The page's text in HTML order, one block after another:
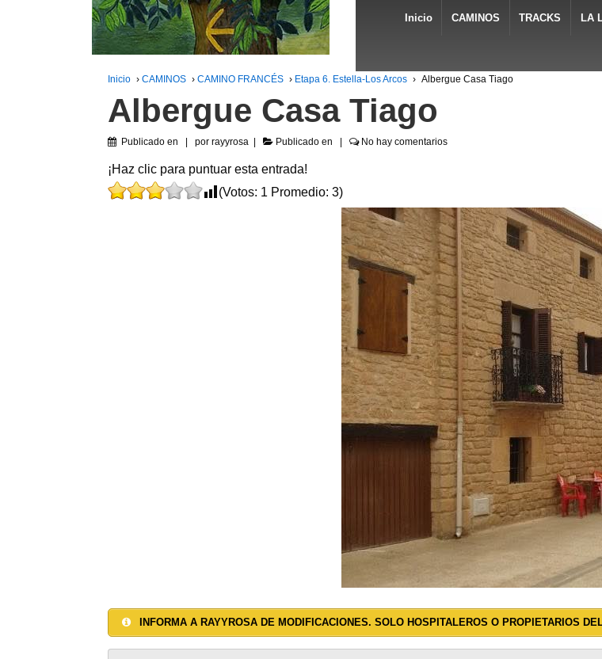
Inicio CAMINOS TRACKS LA
Inicio › CAMINOS › CAMINO FRANCÉS › Etapa 6. Estella-Los Arcos › Albergue Casa Tiago
Albergue Casa Tiago
Publicado en por rayyrosa Publicado en No hay comentarios
¡Haz clic para puntuar esta entrada!
(Votos: 1 Promedio: 3)
INFORMA A RAYYROSA DE MODIFICACIONES. SOLO HOSPITALEROS O PROPIETARIOS